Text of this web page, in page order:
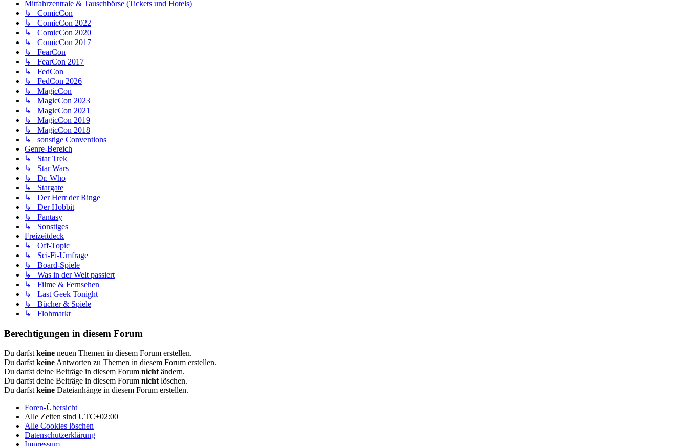
Mitfahrzentrale & Tauschbörse (Tickets und Hotels)
↳ ComicCon
↳ ComicCon 2022
↳ ComicCon 2020
↳ ComicCon 2017
↳ FearCon
↳ FearCon 2017
↳ FedCon
↳ FedCon 2026
↳ MagicCon
↳ MagicCon 2023
↳ MagicCon 2021
↳ MagicCon 2019
↳ MagicCon 2018
↳ sonstige Conventions
Genre-Bereich
↳ Star Trek
↳ Star Wars
↳ Dr. Who
↳ Stargate
↳ Der Herr der Ringe
↳ Der Hobbit
↳ Fantasy
↳ Sonstiges
Freizeitdeck
↳ Off-Topic
↳ Sci-Fi-Umfrage
↳ Board-Spiele
↳ Was in der Welt passiert
↳ Filme & Fernsehen
↳ Last Geek Tonight
↳ Bücher & Spiele
↳ Flohmarkt
Berechtigungen in diesem Forum
Du darfst keine neuen Themen in diesem Forum erstellen.
Du darfst keine Antworten zu Themen in diesem Forum erstellen.
Du darfst deine Beiträge in diesem Forum nicht ändern.
Du darfst deine Beiträge in diesem Forum nicht löschen.
Du darfst keine Dateianhänge in diesem Forum erstellen.
Foren-Übersicht
Alle Zeiten sind UTC+02:00
Alle Cookies löschen
Datenschutzerklärung